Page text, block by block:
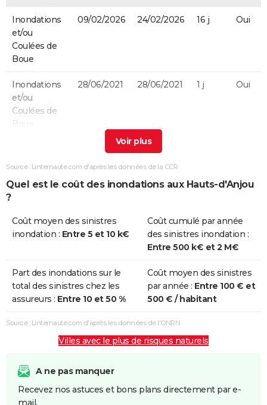
Inondations
et/ou
Coulées de
Boue
09/02/2026 24/02/2026 16 j Oui
Inondations
et/ou
Coulées de
Boue
28/06/2021 28/06/2021 1 j Oui
et/ou
Boue
26/06/2021 27/06/2021
et/ou
Coulées de
Inondations
et/ou
Coulées de
Boue
20/05/2002 20/05/2002 1 j Oui
Inondations
Coulées de
25/12/1999 29/12/1999 5 j
Source : Linternaute.com d'après les données de la CCR
Quel est le coût des inondations aux Hauts-d'Anjou
?
Coût moyen des sinistres
inondation : Entre 5 et 10 k€
Coût cumulé par année
des sinistres inondation :
Entre 500 k€ et 2 M€
Part des inondations sur le
total des sinistres chez les
assureurs : Entre 10 et 50 %
Coût moyen des sinistres
par année : Entre 100 € et
500 € / habitant
Source : Linternaute.com d'après les données de l'ONRN
Villes avec le plus de risques naturels
A ne pas manquer
Recevez nos astuces et bons plans directement par e-
mail.